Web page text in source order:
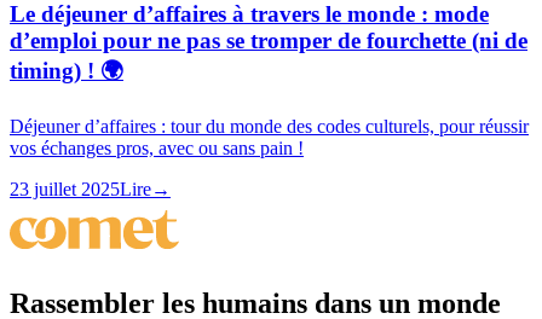
Le déjeuner d’affaires à travers le monde : mode
d’emploi pour ne pas se tromper de fourchette (ni de
timing) ! 🌍
Déjeuner d’affaires : tour du monde des codes culturels, pour réussir
vos échanges pros, avec ou sans pain !
23 juillet 2025Lire→
Rassembler les humains dans un monde